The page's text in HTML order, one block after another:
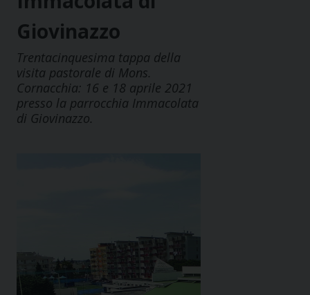
Giovinazzo
Trentacinquesima tappa della
visita pastorale di Mons.
Cornacchia: 16 e 18 aprile 2021
presso la parrocchia Immacolata
di Giovinazzo.